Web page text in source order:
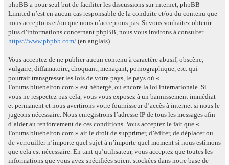
phpBB a pour seul but de faciliter les discussions sur internet, phpBB
Limited n’est en aucun cas responsable de la conduite et/ou du contenu que
nous acceptons et/ou que nous n’acceptons pas. Si vous souhaitez obtenir
plus d’informations concernant phpBB, nous vous invitons à consulter
https://www.phpbb.com/ (en anglais).
Vous acceptez de ne publier aucun contenu à caractère abusif, obscène,
vulgaire, diffamatoire, choquant, menaçant, pornographique, etc. qui
pourrait transgresser les lois de votre pays, le pays où «
Forums.bluebelton.com » est hébergé, ou encore la loi internationale. Si
vous ne respectez pas cela, vous vous exposez à un bannissement immédiat
et permanent et nous avertirons votre fournisseur d’accès à internet si nous le
jugeons nécessaire. Nous enregistrons l’adresse IP de tous les messages afin
d’aider au renforcement de ces conditions. Vous acceptez le fait que «
Forums.bluebelton.com » ait le droit de supprimer, d’éditer, de déplacer ou
de verrouiller n’importe quel sujet à n’importe quel moment si nous estimons
que cela est nécessaire. En tant qu’utilisateur, vous acceptez que toutes les
informations que vous avez spécifiées soient stockées dans notre base de